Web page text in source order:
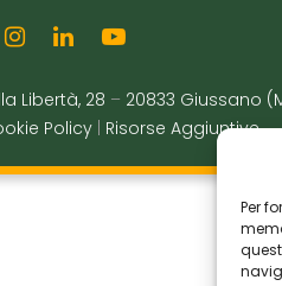
Per
Libertà, 28 – 20833 Giussano
Policy Risorse Aggiuntive